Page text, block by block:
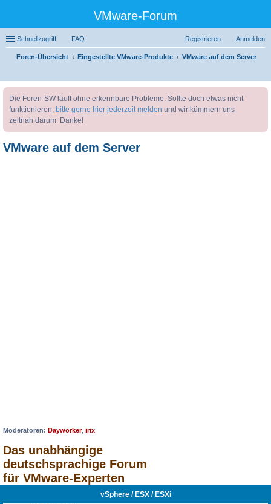
VMware-Forum
Schnellzugriff FAQ Anmelden
Registrieren
Foren-Übersicht Eingestellte VMware-Produkte VMware auf dem Server
uc
Die Foren-SW läuft ohne erkennbare Probleme. Sollte doch etwas nicht
funktionieren, bitte gerne hier jederzeit melden und wir kümmern uns
zeitnah darum. Danke!
VMware auf dem Server
Moderatoren: Dayworker, irix
Das unabhängige
deutschsprachige Forum
für VMware-Experten
vSphere / ESX / ESXi